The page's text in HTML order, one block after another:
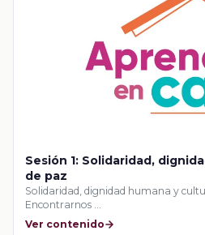
Sesión 1: Solidaridad,
de paz
Solidaridad, dignidad humana y
Encontrarnos …
Ver contenido